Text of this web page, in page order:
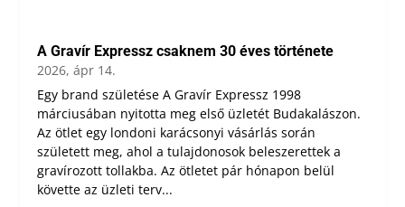
A Gravír Expressz csaknem 30 éves története
2026, ápr 14.
Egy brand születése A Gravír Expressz 1998
márciusában nyitotta meg első üzletét Budakalászon.
Az ötlet egy londoni karácsonyi vásárlás során
született meg, ahol a tulajdonosok beleszerettek a
gravírozott tollakba. Az ötletet pár hónapon belül
követte az üzleti terv...